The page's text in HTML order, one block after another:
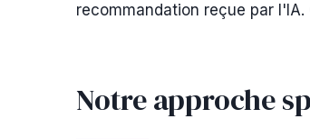
recommandation reçue par
Notre approche